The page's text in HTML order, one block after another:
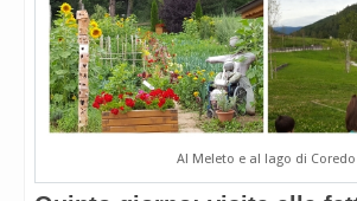
Al Meleto e al lago di Coredo